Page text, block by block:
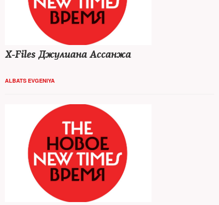
X-Files Джулиана Ассанжа
ALBATS EVGENIYA